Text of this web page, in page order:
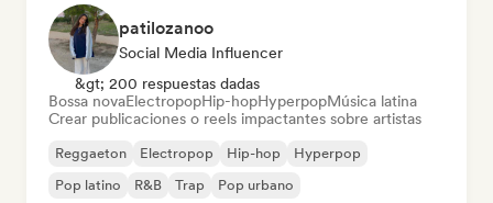
patilozanoo
Social Media Influencer
&gt; 200 respuestas dadas
Bossa novaElectropopHip-hopHyperpopMúsica latina
Crear publicaciones o reels impactantes sobre artistas
Reggaeton Electropop Hip-hop
Hyperpop
Pop latino
R&B Trap Pop urbano